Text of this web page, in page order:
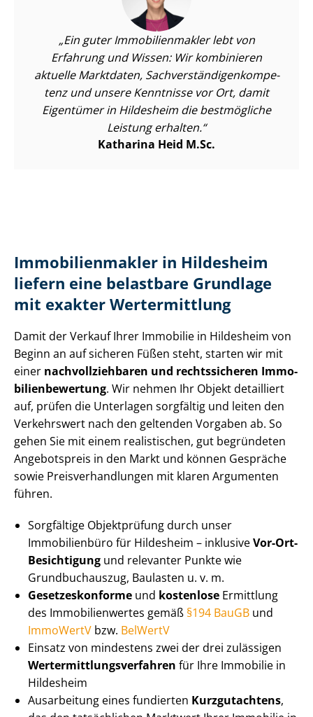
Ein guter Im­mo­bi­li­en­mak­ler lebt von
Erfahrung und Wissen: Wir kombinieren
aktuelle Marktdaten, Sach­ver­stän­di­gen­kom­pe­
tenz und unsere Kenntnisse vor Ort, damit
Eigentümer in Hildesheim die bestmögliche
Leistung erhalten.
Katharina Heid M.Sc.
Im­mo­bi­li­en­mak­ler in Hildesheim
liefern eine belastbare Grundlage
mit exakter Wertermittlung
Damit der Verkauf Ihrer Immobilie in Hildesheim von
Beginn an auf sicheren Füßen steht, starten wir mit
einer nach­voll­zieh­ba­ren und rechtssicheren Im­mo­
bi­li­en­be­wer­tung. Wir nehmen Ihr Objekt detailliert
auf, prüfen die Unterlagen sorgfältig und leiten den
Verkehrswert nach den geltenden Vorgaben ab. So
gehen Sie mit einem realistischen, gut begründeten
Angebotspreis in den Markt und können Gespräche
sowie Preis­ver­hand­lun­gen mit klaren Argumenten
führen.
Sorgfältige Objektprüfung durch unser
Immobilienbüro für Hildesheim – inklusiveVor-Ort-
Besichtigung und relevanter Punkte wie
Grundbuchauszug, Baulasten u. v. m.
Ge­set­zes­kon­for­me und kostenlose Ermittlung
des Im­mo­bi­li­en­wer­tes gemäß §194 BauGB und
ImmoWertV bzw. BelWertV
Einsatz von mindestens zwei der drei zulässigen
Wert­ermitt­lungs­ver­fah­ren für Ihre Immobilie in
Hildesheim
Ausarbeitung eines fundierten Kurzgutachtens,